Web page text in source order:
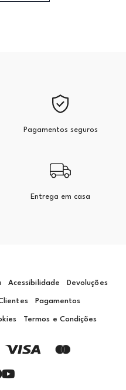
Pagamentos seguros
Entrega em casa
Acessibilidade Devoluções
Pagamentos
Termos e Condições